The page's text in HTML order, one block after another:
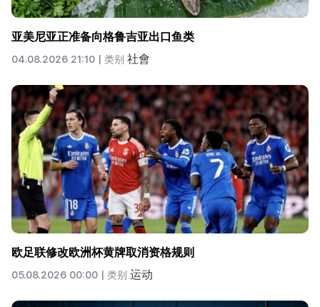
亚美尼亚正准备向格鲁吉亚出口鱼类
04.08.2026 21:10 | 类别 社會
欧足联修改欧洲杯黄牌取消资格规则
05.08.2026 00:00 | 类别 运动